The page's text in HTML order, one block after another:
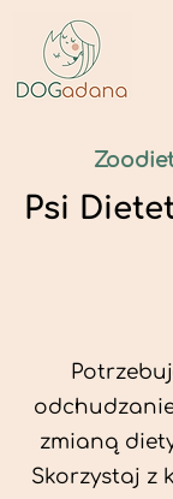
Psi
zmianą
Skorzystaj z